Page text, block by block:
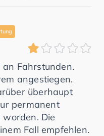
Fahrstunden.
angestiegen.
überhaupt
permanent
Die
Fall empfehlen.